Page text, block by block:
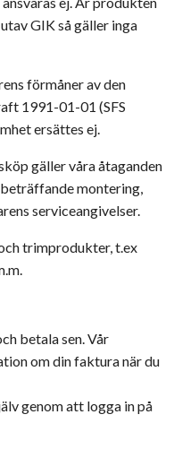
GIK så gäller inga
förmåner av den
1991-01-01 (SFS
ersättes ej.
gäller våra åtaganden
montering,
serviceangivelser.
trimprodukter, t.ex
betala sen. Vår
om din faktura när du
genom att logga in på